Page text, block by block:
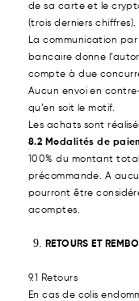
de sa carte et le
(trois derniers chiffres).
La communication
bancaire donne
compte à due
Aucun envoi en
qu’en soit le motif.
Les achats sont
8.2 Modalités de
100% du montant
précommande. A
pourront être
acomptes.
RETOURS ET
9.1 Retours
En cas de colis